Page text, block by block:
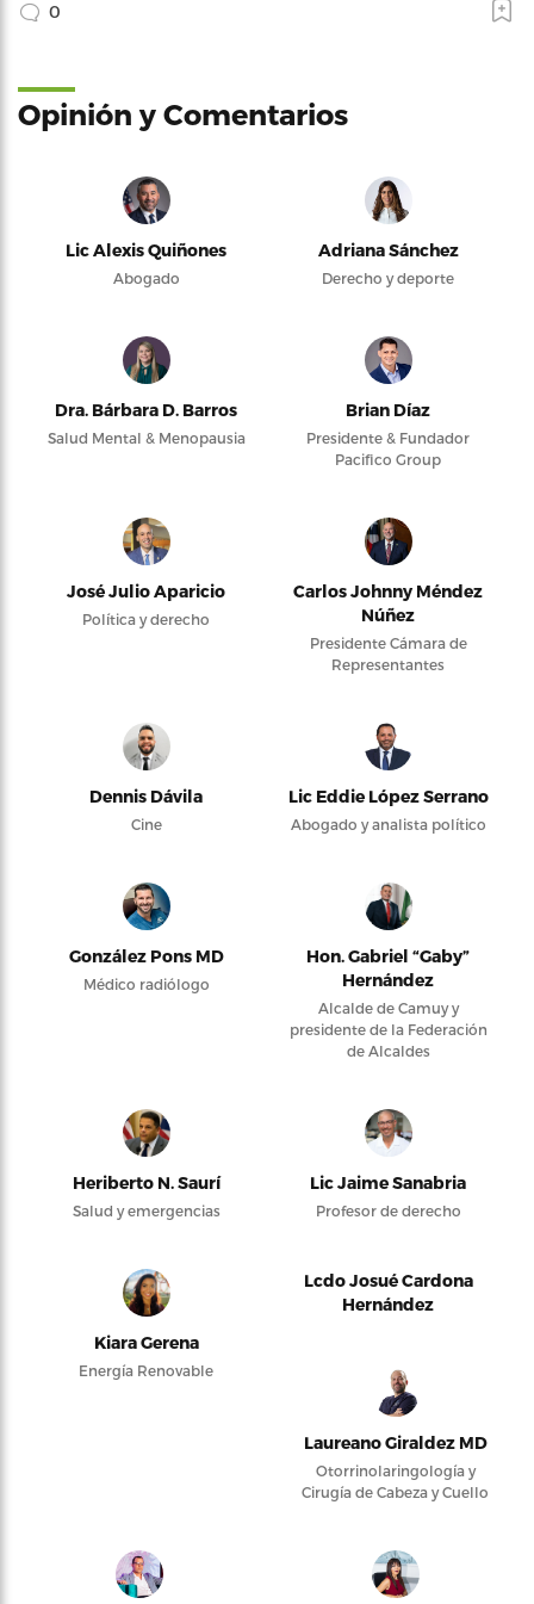
0
Opinión y Comentarios
Lic Alexis Quiñones
Abogado
Adriana Sánchez
Derecho y deporte
Dra. Bárbara D. Barros
Salud Mental & Menopausia
Brian Díaz
Presidente & Fundador
Pacifico Group
José Julio Aparicio
Política y derecho
Carlos Johnny Méndez
Núñez
Presidente Cámara de
Representantes
Dennis Dávila
Cine
Lic Eddie López Serrano
Abogado y analista político
González Pons MD
Médico radiólogo
Hon. Gabriel “Gaby”
Hernández
Alcalde de Camuy y
presidente de la Federación
de Alcaldes
Heriberto N. Saurí
Salud y emergencias
Lic Jaime Sanabria
Profesor de derecho
Kiara Gerena
Energía Renovable
Lcdo Josué Cardona
Hernández
Laureano Giraldez MD
Otorrinolaringología y
Cirugía de Cabeza y Cuello